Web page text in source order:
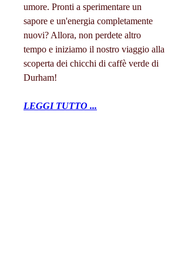
umore. Pronti a sperimentare un
sapore e un'energia completamente
nuovi? Allora, non perdete altro
tempo e iniziamo il nostro viaggio alla
scoperta dei chicchi di caffè verde di
Durham!
LEGGI TUTTO ...